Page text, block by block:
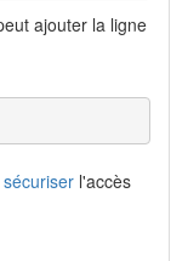
ajouter la ligne
sécuriser l'accès